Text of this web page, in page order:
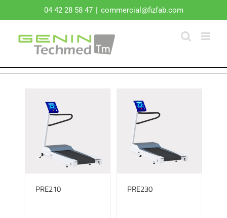
04 42 28 58 47 | commercial@fizfab.com
PRE210 PRE230